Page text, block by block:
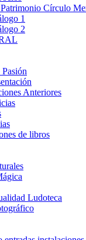
Círculo
1
2
Anteriores
de libros
Ludoteca